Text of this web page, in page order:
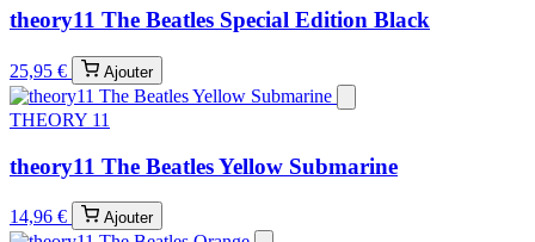
theory11 The Beatles Special Edition Black
25,95 € Ajouter
THEORY 11
theory11 The Beatles Yellow Submarine
14,96 € Ajouter